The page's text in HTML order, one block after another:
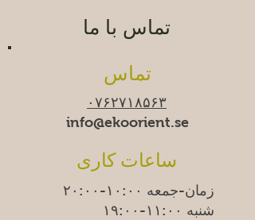
تماس با ما
تماس
۰۷۶۲۷۱۸۵۶۳
info@ekoorient.se
ساعات کاری
زمان-جمعه ۱۰:۰۰-۲۰:۰۰
شنبه ۱۱:۰۰-۱۹:۰۰